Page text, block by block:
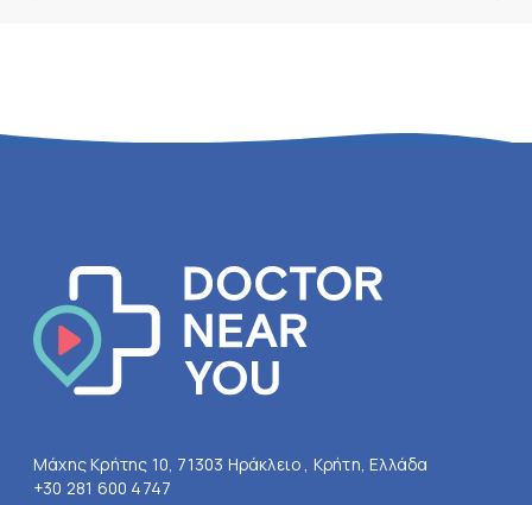
Μάχης Κρήτης 10, 71303 Ηράκλειο , Κρήτη, Ελλάδα
+30 281 600 4747